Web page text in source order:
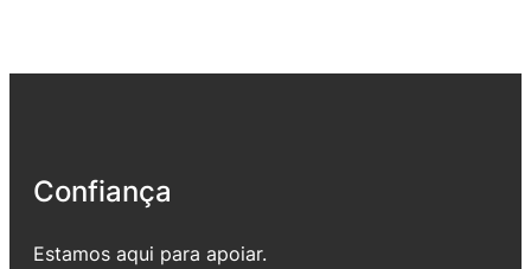
Confiança
Estamos aqui para apoiar.